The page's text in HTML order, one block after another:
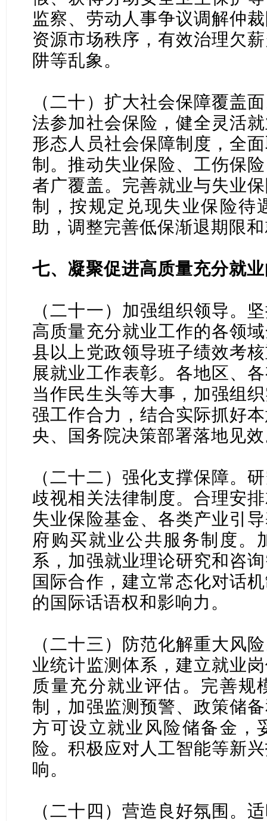
监察、劳动人事争议调解仲
资源市场秩序，有效治理欠
阱等乱象。
（二十）扩大社会保障覆盖
法参加社会保险，健全灵活
形态人员社会保障制度，全
制。推动失业保险、工伤保
者广覆盖。完善就业与失业
制，按规定兑现失业保险待
助，调整完善低保渐退期限
七、凝聚促进高质量充分就
（二十一）加强组织领导。
高质量充分就业工作的各领
县以上党政领导班子绩效考
展就业工作表彰。各地区、
当作民生头等大事，加强组
强工作合力，结合实际抓好
央、国务院决策部署落地见
（二十二）强化支撑保障。
歧视相关法律制度。合理安
失业保险基金、各类产业引
府购买就业公共服务制度。
系，加强就业理论研究和咨
国际合作，建立常态化对话
的国际话语权和影响力。
（二十三）防范化解重大风
业统计监测体系，建立就业
质量充分就业评估。完善规
制，加强监测预警、政策储
方可设立就业风险储备金，
险。积极应对人工智能等新
响。
（二十四）营造良好氛围。